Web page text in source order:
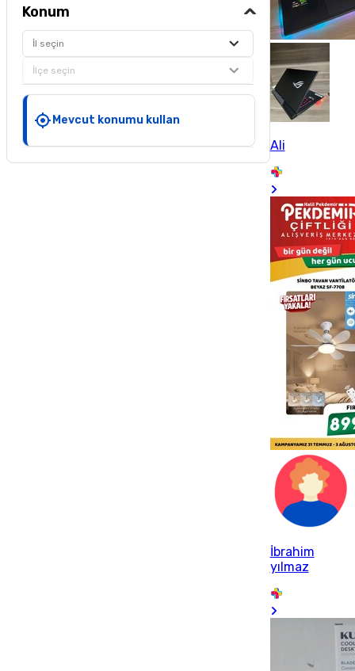
Konum
İl seçin
İlçe seçin
Mevcut konumu kullan
Ali
İbrahim
yılmaz